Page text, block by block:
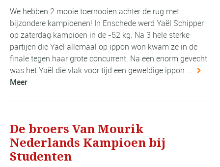
We hebben 2 mooie toernooien achter de rug met
bijzondere kampioenen! In Enschede werd Yaël Schipper
op zaterdag kampioen in de -52 kg. Na 3 hele sterke
partijen die Yaël allemaal op ippon won kwam ze in de
finale tegen haar grote concurrent. Na een enorm gevecht
was het Yaël die vlak voor tijd een geweldige ippon ...
Meer
De broers Van Mourik
Nederlands Kampioen bij
Studenten